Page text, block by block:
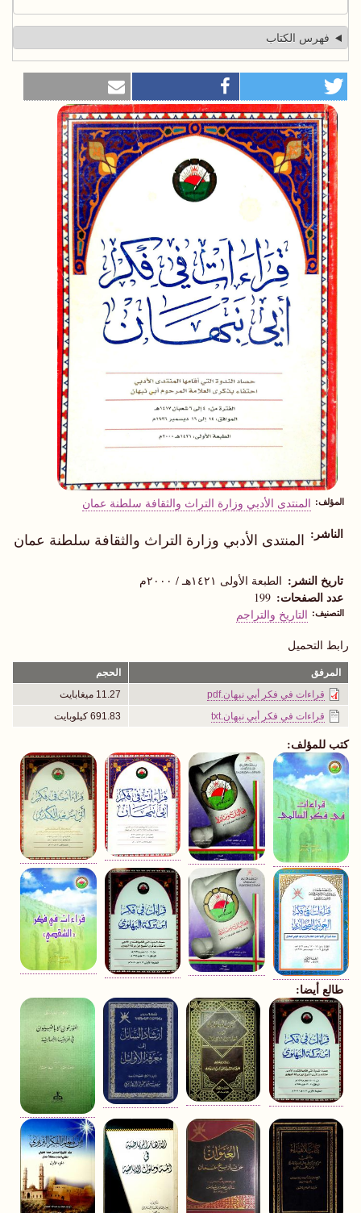
فهرس الكتاب
المؤلف المنتدى الأدبي وزارة التراث والثقافة سلطنة عمان
الناشر المنتدى الأدبي وزارة التراث والثقافة سلطنة عمان
تاريخ النشر الطبعة الأولى ١٤٢١هـ / ٢٠٠٠م
عدد الصفحات 199
التصنيف التاريخ والتراجم
رابط التحميل
المرفق
الحجم
قراءات في فكر أبي نبهان.pdf
11.27 ميغابايت
قراءات في فكر أبي نبهان.txt
691.83 كيلوبايت
كتب للمؤلف:
طالع أيضا